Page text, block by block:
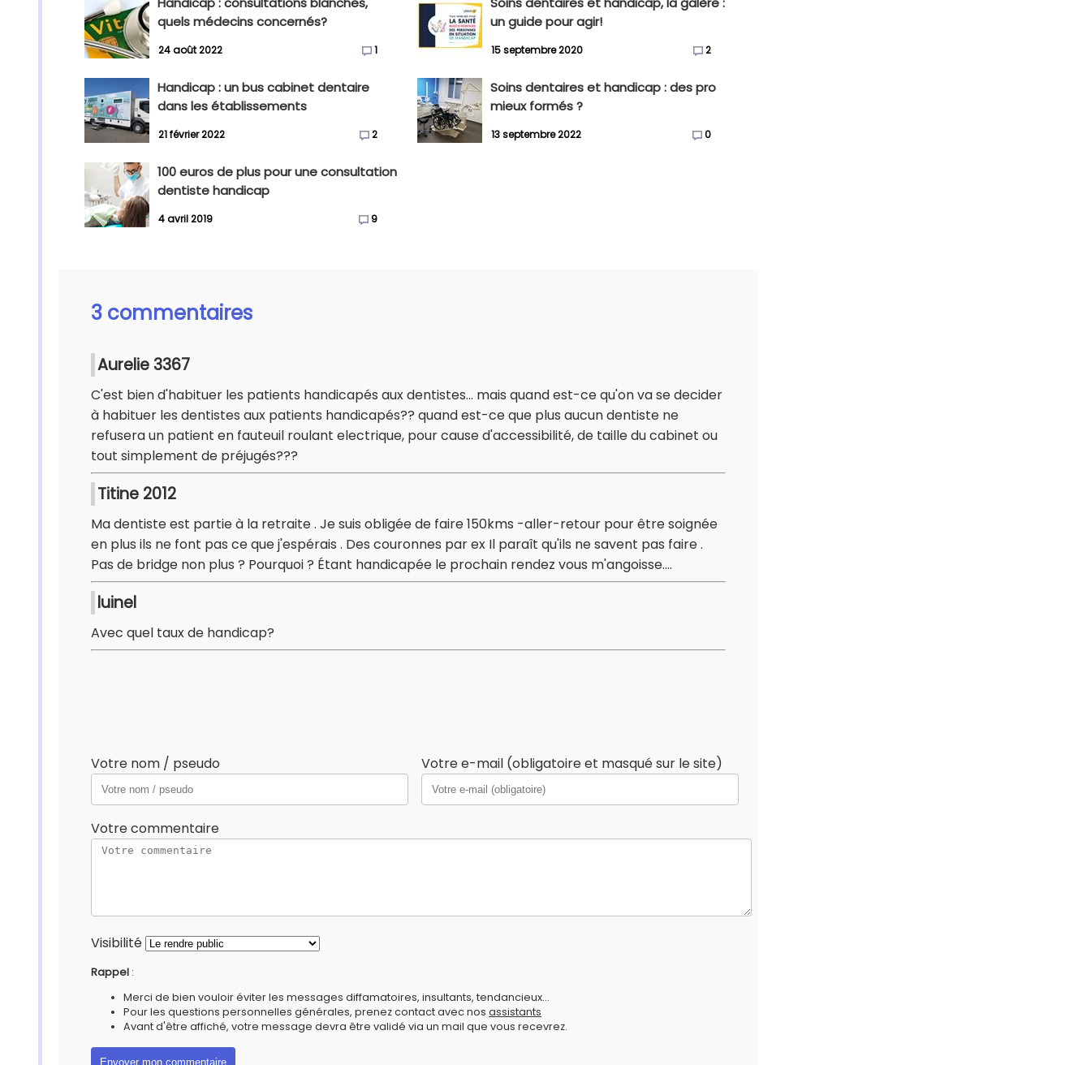
quels médecins concernés?
24 août 2022 1
un guide pour agir!
15 septembre 2020 2
Handicap : un bus cabinet dentaire
dans les établissements
21 février 2022 2
Soins dentaires et handicap : des pro
mieux formés ?
13 septembre 2022 0
100 euros de plus pour une consultation
dentiste handicap
4 avril 2019 9
3 commentaires
Aurelie 3367
C'est bien d'habituer les patients handicapés aux dentistes... mais quand est-ce qu'on va se decider
à habituer les dentistes aux patients handicapés?? quand est-ce que plus aucun dentiste ne
refusera un patient en fauteuil roulant electrique, pour cause d'accessibilité, de taille du cabinet ou
tout simplement de préjugés???
Titine 2012
Ma dentiste est partie à la retraite . Je suis obligée de faire 150kms -aller-retour pour être soignée
en plus ils ne font pas ce que j'espérais . Des couronnes par ex Il paraît qu'ils ne savent pas faire .
Pas de bridge non plus ? Pourquoi ? Étant handicapée le prochain rendez vous m'angoisse....
luinel
Avec quel taux de handicap?
Votre nom / pseudo Votre e-mail (obligatoire et masqué sur le site)
Votre commentaire
Visibilité
Rappel :
Merci de bien vouloir éviter les messages diffamatoires, insultants, tendancieux...
Pour les questions personnelles générales, prenez contact avec nos assistants
Avant d'être affiché, votre message devra être validé via un mail que vous recevrez.